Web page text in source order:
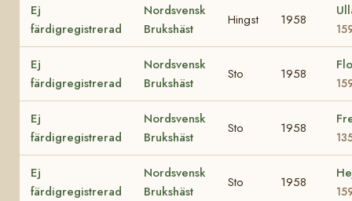
Ej
färdigregistrerad
Nordsvensk
Brukshäst
Hingst 1958
Ej
färdigregistrerad
Nordsvensk
Brukshäst
Sto 1958
Ej
färdigregistrerad
Nordsvensk
Brukshäst
Sto 1958
Ej
färdigregistrerad
Nordsvensk
Brukshäst
Sto 1958